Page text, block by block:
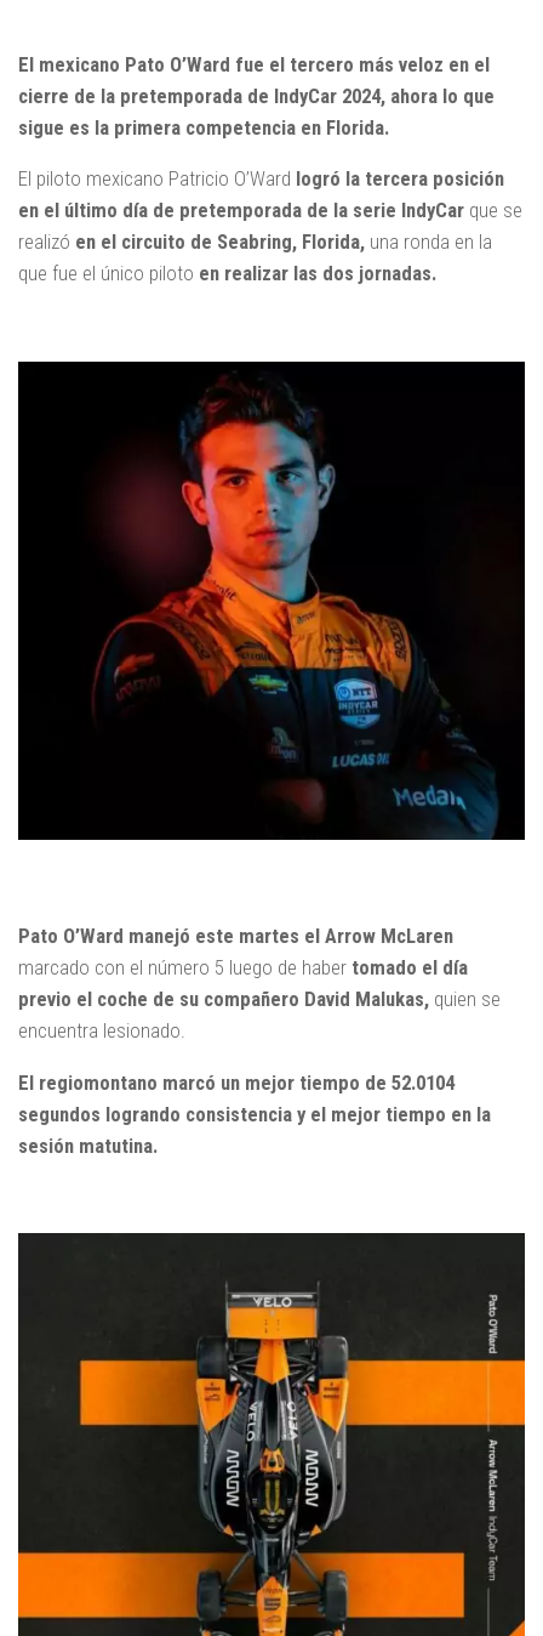
El mexicano Pato O’Ward fue el tercero más veloz en el
cierre de la pretemporada de IndyCar 2024, ahora lo que
sigue es la primera competencia en Florida.
El piloto mexicano Patricio O’Ward logró la tercera posición
en el último día de pretemporada de la serie IndyCar que se
realizó en el circuito de Seabring, Florida, una ronda en la
que fue el único piloto en realizar las dos jornadas.
Pato O’Ward manejó este martes el Arrow McLaren
marcado con el número 5 luego de haber tomado el día
previo el coche de su compañero David Malukas, quien se
encuentra lesionado.
El regiomontano marcó un mejor tiempo de 52.0104
segundos logrando consistencia y el mejor tiempo en la
sesión matutina.